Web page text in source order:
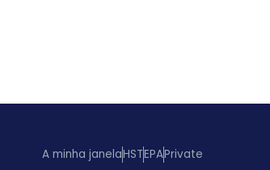
A minha janelaHSTEPAPrivate